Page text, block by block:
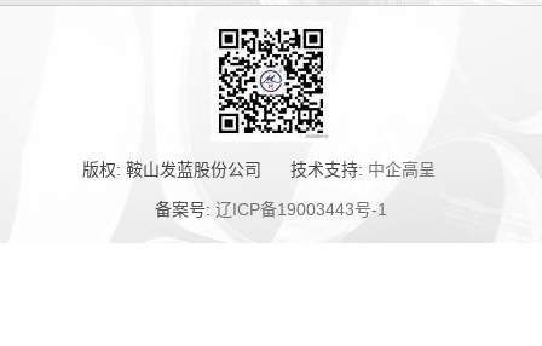
版权: 鞍山发蓝股份公司 技术支持: 中企高呈
备案号: 辽ICP备19003443号-1